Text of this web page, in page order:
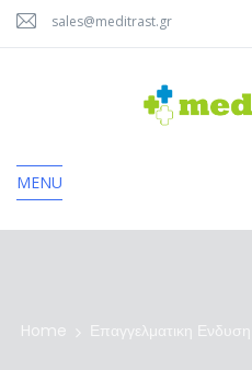
sales@meditrast.gr
MENU
Home Επαγγελματικη Ενδυση